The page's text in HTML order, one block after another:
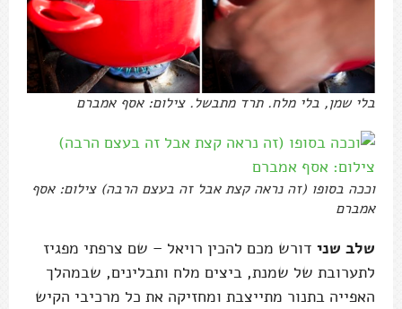
בלי שמן, בלי מלח. תרד מתבשל. צילום: אסף אמברם
וככה בסופו (זה נראה קצת אבל זה בעצם הרבה) צילום: אסף
אמברם
שלב שני דורש מכם להכין רויאל – שם צרפתי מפגיז
לתערובת של שמנת, ביצים מלח ותבלינים, שבמהלך
האפייה בתנור מתייצבת ומחזיקה את כל מרכיבי הקיש